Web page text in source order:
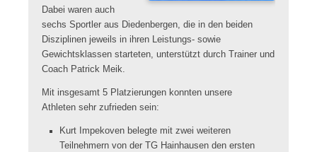
Dabei waren auch
sechs Sportler aus Diedenbergen, die in den beiden
Disziplinen jeweils in ihren Leistungs- sowie
Gewichtsklassen starteten, unterstützt durch Trainer und
Coach Patrick Meik.
Mit insgesamt 5 Platzierungen konnten unsere
Athleten sehr zufrieden sein:
Kurt Impekoven belegte mit zwei weiteren
Teilnehmern von der TG Hainhausen den ersten